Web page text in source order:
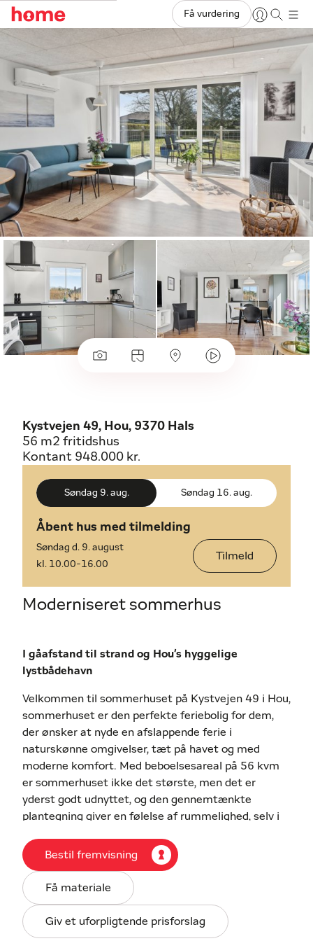
Få vurdering
Kystvejen 49, Hou, 9370 Hals
56 m2 fritidshus
Kontant 948.000 kr.
Åbent hus med tilmelding
Søndag d. 9. august
kl. 10.00-16.00
Tilmeld
Moderniseret sommerhus
I gåafstand til strand og Hou's hyggelige
lystbådehavn
Velkommen til sommerhuset på Kystvejen 49 i Hou,
sommerhuset er den perfekte feriebolig for dem,
der ønsker at nyde en afslappende ferie i
naturskønne omgivelser, tæt på havet og med
moderne komfort. Med beboelsesareal på 56 kvm
er sommerhuset ikke det største, men det er
yderst godt udnyttet, og den gennemtænkte
plantegning giver en følelse af rummelighed, selv i
par, små familier eller dem, der søger et hyggeligt
sted at tilbringe deres ferie.
Indvendigt er sommerhuset gennem renoveret
siden 2020 og det er præget af et stilrent, moderne
design, der skaber en lys og indbydende atmosfære.
Huset byder på to funktionelle værelser, et
Bestil fremvisning
Få materiale
Giv et uforpligtende prisforslag